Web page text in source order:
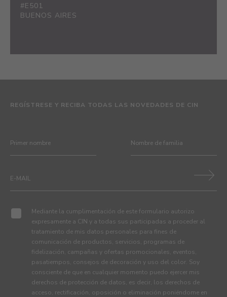
#E501
BUENOS AIRES
REGÍSTRESE Y RECIBA TODAS LAS NOVEDADES DE CIN
Mediante la cumplimentación de este formulario autorizo
expresamente a CIN y a todas sus participadas a proceder al
tratamiento de mis datos personales para fines de
comunicación de productos, servicios, programas de
fidelización, campañas y ofertas promocionales, eventos,
pasatiempos, consejos de decoración y uso del color. Soy
consciente de que en cualquier momento puedo ejercer mis
derechos de protección de datos, es decir, los derechos de
acceso, rectificación, oposición o eliminación poniéndome en